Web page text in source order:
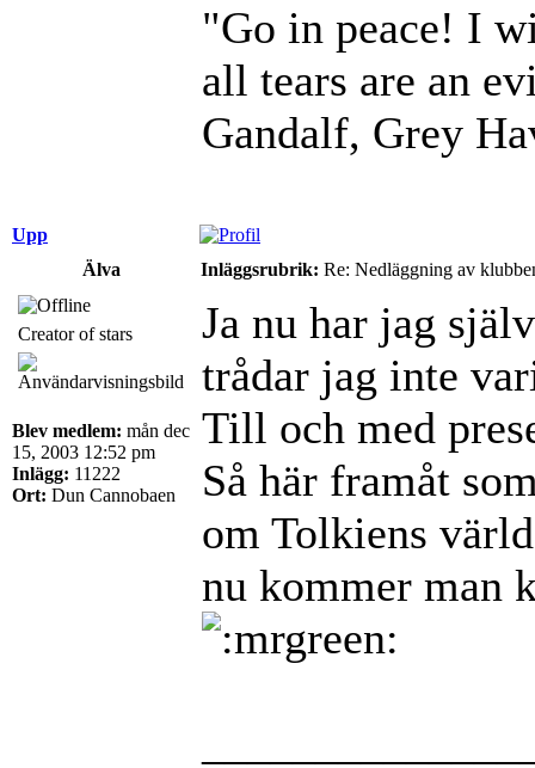
"Go in peace! I
all tears are an
Gandalf, Grey
Upp
Älva
Inläggsrubrik: Re: Nedläggning av
Creator of stars
Blev medlem: mån dec
15, 2003 12:52 pm
Inlägg: 11222
Ort: Dun Cannobaen
Ja nu har jag
trådar jag inte
Till och med
Så här framåt
om Tolkiens
nu kommer man